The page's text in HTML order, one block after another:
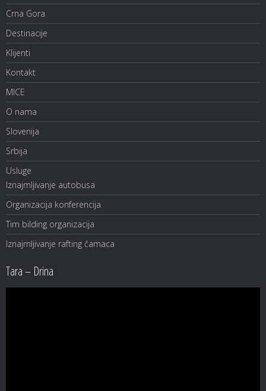
Crna Gora
Destinacije
Klijenti
Kontakt
MICE
O nama
Slovenija
Srbija
Usluge
Iznajmljivanje autobusa
Organizacija konferencija
Tim bilding organizacija
Iznajmljivanje rafting čamaca
Tara – Drina